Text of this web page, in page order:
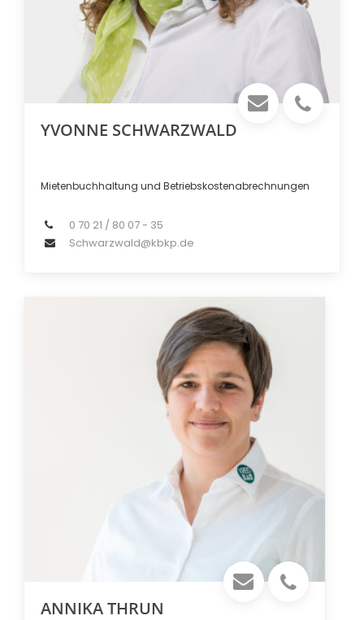
YVONNE SCHWARZWALD
Mietenbuchhaltung und Betriebskostenabrechnungen
0 70 21 / 80 07 - 35
Schwarzwald@kbkp.de
ANNIKA THRUN